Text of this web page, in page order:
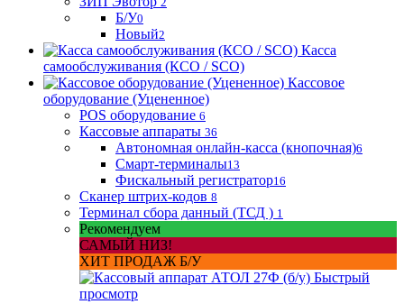
Б/У0
Новый2
Касса
самообслуживания (КСО / SCO)
Кассовое
оборудование (Уцененное)
POS оборудование 6
Кассовые аппараты 36
Автономная онлайн-касса (кнопочная)6
Смарт-терминалы13
Фискальный регистратор16
Сканер штрих-кодов 8
Терминал сбора данный (ТСД ) 1
Рекомендуем
САМЫЙ НИЗ!
ХИТ ПРОДАЖ Б/У
Быстрый
просмотр